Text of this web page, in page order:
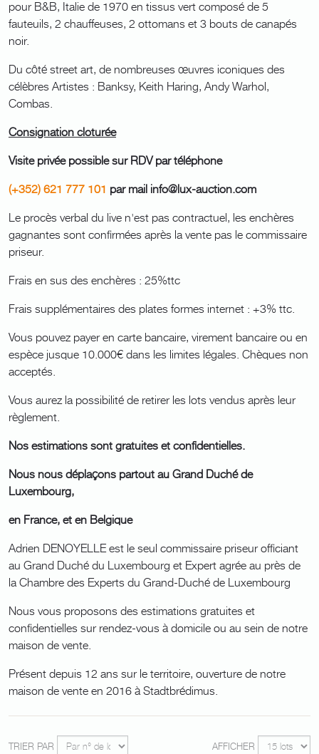
pour B&B, Italie de 1970 en tissus vert composé de 5
fauteuils, 2 chauffeuses, 2 ottomans et 3 bouts de canapés
noir.
Du côté street art, de nombreuses œuvres iconiques des
célèbres Artistes : Banksy, Keith Haring, Andy Warhol,
Combas.
Consignation cloturée
Visite privée possible sur RDV par téléphone
(+352) 621 777 101 par mail info@lux-auction.com
Le procès verbal du live n'est pas contractuel, les enchères
gagnantes sont confirmées après la vente pas le commissaire
priseur.
Frais en sus des enchères : 25%ttc
Frais supplémentaires des plates formes internet : +3% ttc.
Vous pouvez payer en carte bancaire, virement bancaire ou en
espèce jusque 10.000€ dans les limites légales. Chèques non
acceptés.
Vous aurez la possibilité de retirer les lots vendus après leur
règlement.
Nos estimations sont gratuites et confidentielles.
Nous nous déplaçons partout au Grand Duché de
Luxembourg,
en France, et en Belgique
Adrien DENOYELLE est le seul commissaire priseur officiant
au Grand Duché du Luxembourg et Expert agrée au près de
la Chambre des Experts du Grand-Duché de Luxembourg
Nous vous proposons des estimations gratuites et
confidentielles sur rendez-vous à domicile ou au sein de notre
maison de vente.
Présent depuis 12 ans sur le territoire, ouverture de notre
maison de vente en 2016 à Stadtbrédimus.
TRIER PAR AFFICHER